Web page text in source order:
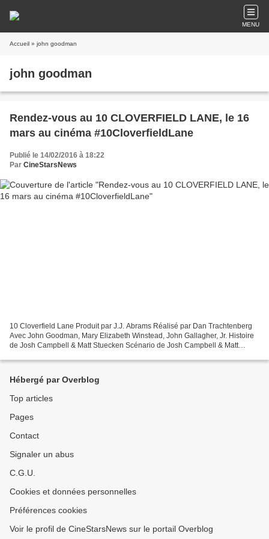
MENU
Accueil » john goodman
john goodman
Rendez-vous au 10 CLOVERFIELD LANE, le 16
mars au cinéma #10CloverfieldLane
Publié le 14/02/2016 à 18:22
Par CineStarsNews
10 Cloverfield Lane Produit par J.J. Abrams Réalisé par Dan Trachtenberg
Avec John Goodman, Mary Elizabeth Winstead, John Gallagher, Jr. Histoire
de Josh Campbell & Matt Stuecken Scénario de Josh Campbell & Matt
Hébergé par Overblog
Top articles
Pages
Contact
Signaler un abus
C.G.U.
Cookies et données personnelles
Préférences cookies
Voir le profil de CineStarsNews sur le portail Overblog